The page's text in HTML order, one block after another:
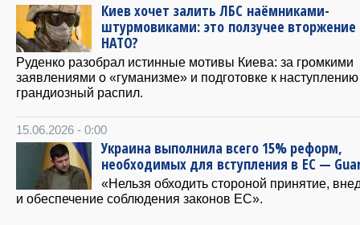
Киев хочет залить ЛБС наёмниками-
штурмовиками: это ползучее вторжение
НАТО?
Руденко разобрал истинные мотивы Киева: за громкими
заявлениями о «гуманизме» и подготовке к
грандиозный распил.
15.06.2026 - 0:00
Украина выполнила всего 15% реформ,
необходимых для вступления в ЕС —
«Нельзя обходить стороной принятие,
и обеспечение соблюдения законов ЕС».